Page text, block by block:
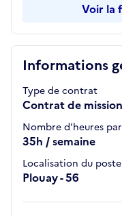
Informations
Type de contrat
Contrat de
Nombre d'heures
35h / semaine
Localisation du poste
Plouay - 56
Voir la